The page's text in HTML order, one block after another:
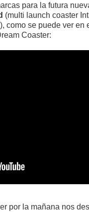
para la futura
(multi launch coaster
como se puede ver en
Coaster:
por la mañana nos